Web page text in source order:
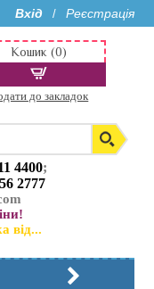
Вхід / Реєстрація
4400;
2777
від...
Кошик (0)
до закладок